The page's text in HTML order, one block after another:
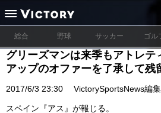
総合 野球 サッカー ゴル
グリーズマンは来季もアトレ
アップのオファーを了承して残
2017/6/3 23:30 VictorySportsNews編
スペイン『アス』が報じる。